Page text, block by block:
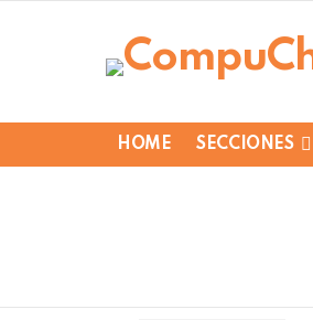
HOME SECCIONES